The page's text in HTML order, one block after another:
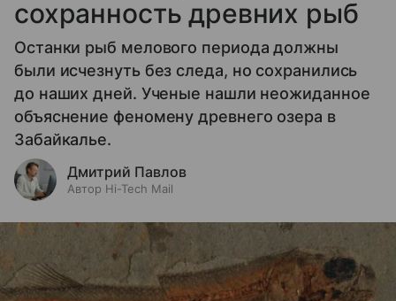
сохранность древних рыб
Останки рыб мелового периода должны
были исчезнуть без следа, но сохранились
до наших дней. Ученые нашли неожиданное
объяснение феномену древнего озера в
Забайкалье.
Дмитрий Павлов
Автор Hi-Tech Mail